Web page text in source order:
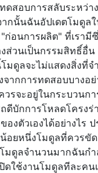
สอบการสลับระหว่า
กนั้นฉันอัปเดตโมดูล
อนการผลิต" ที่เรามี
ส่วนเป็นกรรมสิทธิ์อื่
มดูลจะไม่แสดงสิ่งที่จ
ากการทดสอบบางอย่
รจะอยู่ในกระบวนก
บักการโหลดโครงร่
งตัวเองได้อย่างไร ป
อยหนึ่งโมดูลที่ควรขั
มดูลจำนวนมากฉันกำ
ดใช้งานโมดูลทีละคน